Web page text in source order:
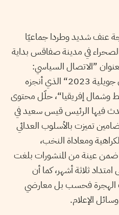
عنف شديد وطردا جماعيّا
في مدينة صفاقس بداية
”الاتصال السياسي:
مقاربة كمية وكيفية: ماي جوان جويلية 2023“ الذي أنجزه
وشمال إفريقيا“، حلّل محتوى
فيها الرئيس قيس سعيد في
تميزت بالأسلوب العدائي
ومعاداة النخب،
ضمن عينة من المنشورات بلغت
امتداد ثلاثة أشهر، كما أن
الهجرة فحسب بل معارضي
الإعلام.